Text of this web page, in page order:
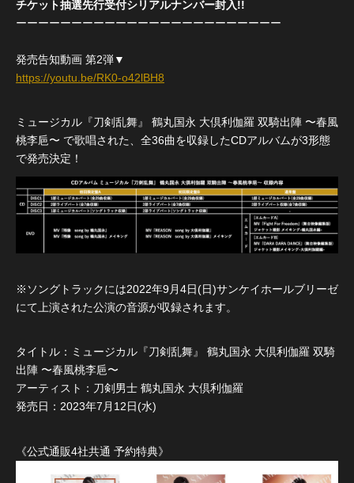
チケット抽選先行受付シリアルナンバー封入!!
ーーーーーーーーーーーーーーーーーーーーーーーー
発売告知動画 第2弾▼
https://youtu.be/RK0-o42lBH8
ミュージカル『刀剣乱舞』 鶴丸国永 大倶利伽羅 双騎出陣 〜春風
桃李巵〜 で歌唱された、全36曲を収録したCDアルバムが3形態
で発売決定！
※ソングトラックには2022年9月4日(日)サンケイホールブリーゼ
にて上演された公演の音源が収録されます。
タイトル：ミュージカル『刀剣乱舞』 鶴丸国永 大倶利伽羅 双騎
出陣 〜春風桃李巵〜
アーティスト：刀剣男士 鶴丸国永 大倶利伽羅
発売日：2023年7月12日(水)
《公式通販4社共通 予約特典》